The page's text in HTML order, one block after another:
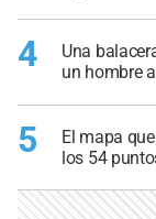
4
Una
un hombre
5
El mapa
los 54